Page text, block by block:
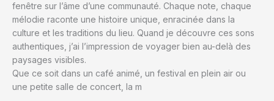
fenêtre sur l’âme d’une communauté. Chaque note, chaque
mélodie raconte une histoire unique, enracinée dans la
culture et les traditions du lieu. Quand je découvre ces sons
authentiques, j’ai l’impression de voyager bien au-delà des
paysages visibles.
Que ce soit dans un café animé, un festival en plein air ou
une petite salle de concert, la m